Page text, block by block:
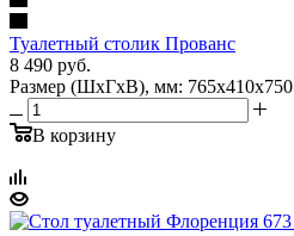
Туалетный столик Прованс
8 490 руб.
Размер (ШхГхВ), мм: 765х410х750
В корзину